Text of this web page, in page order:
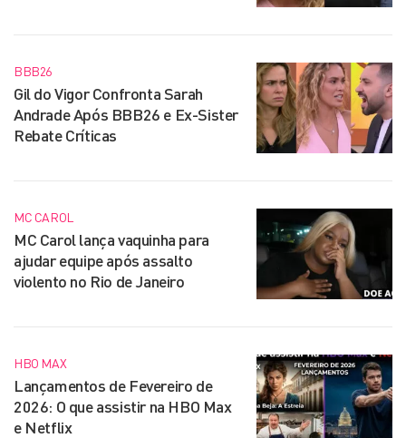
BBB26
Gil do Vigor Confronta Sarah
Andrade Após BBB26 e Ex-Sister
Rebate Críticas
MC CAROL
MC Carol lança vaquinha para
ajudar equipe após assalto
violento no Rio de Janeiro
HBO MAX
Lançamentos de Fevereiro de
2026: O que assistir na HBO Max
e Netflix